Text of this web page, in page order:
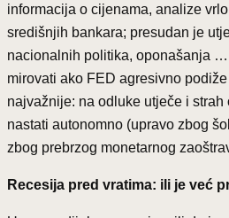
informacija o cijenama, analize
središnjih bankara; presudan je
nacionalnih politika, oponašanja
mirovati ako FED agresivno
najvažnije: na odluke utječe i
nastati autonomno (upravo zbog
zbog prebrzog monetarnog
Recesija pred vratima: ili je već